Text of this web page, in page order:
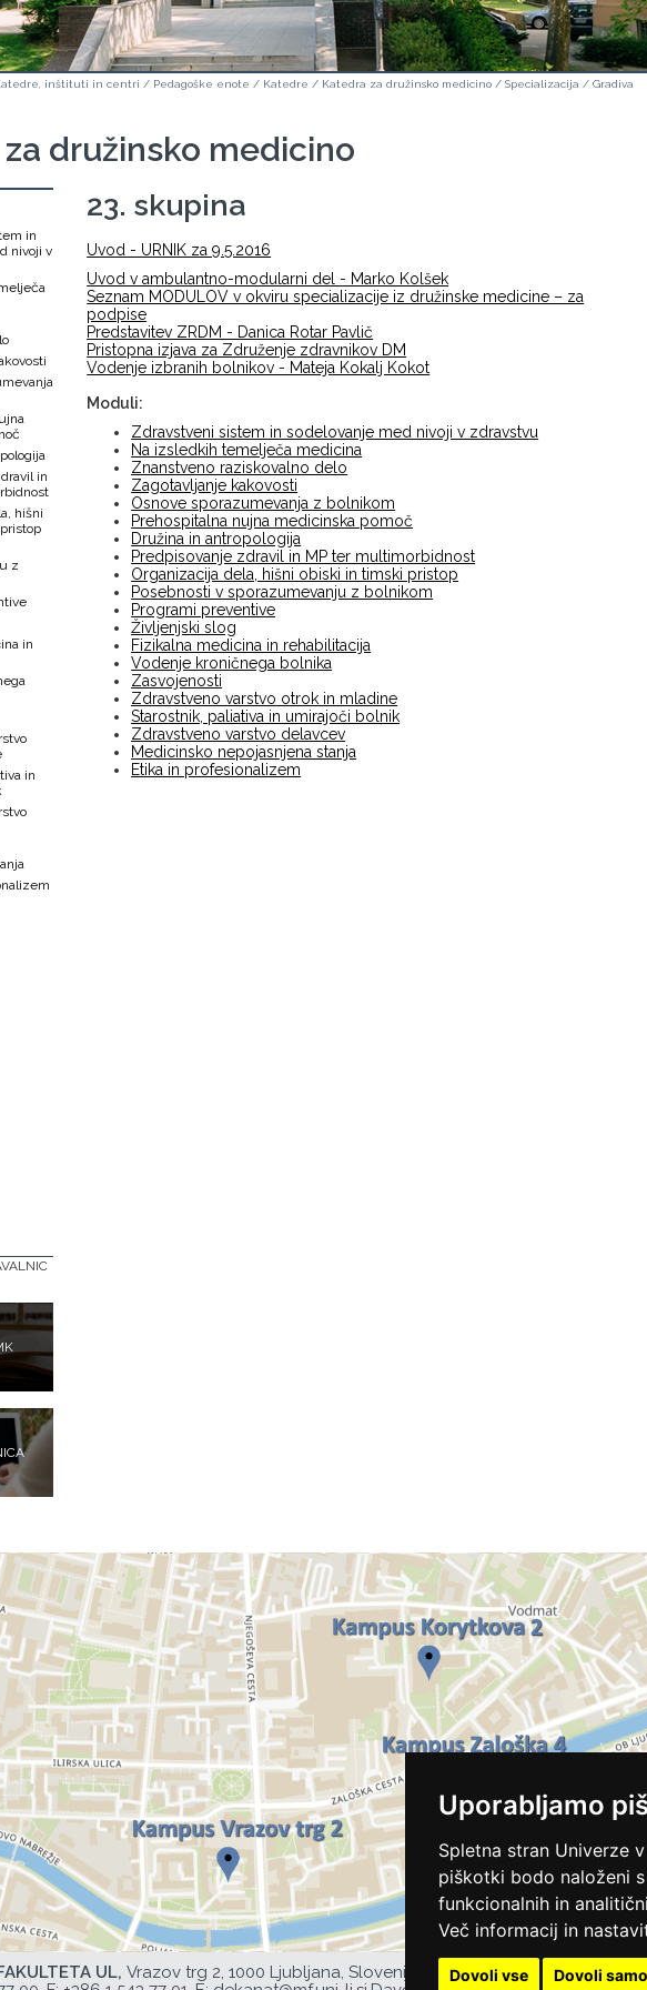
Uporabljamo
Spletna stran Univerze
piškotki bodo naloženi
funkcionalnih in
Več informacij in
Dovoli vse Dovoli
inštituti in centri / Pedagoške enote / Katedre / Katedra za družinsko medicino / Specializacija / Gradiva
družinsko medicino
in
nivoji v
in
hišni
z
in
in
23. skupina
Uvod - URNIK za 9.5.2016
Uvod v ambulantno-modularni del - Marko Kolšek
Seznam MODULOV v okviru specializacije iz družinske medicine – za
podpise
Predstavitev ZRDM - Danica Rotar Pavlič
Pristopna izjava za Združenje zdravnikov DM
Vodenje izbranih bolnikov - Mateja Kokalj Kokot
Moduli:
Zdravstveni sistem in sodelovanje med nivoji v zdravstvu
Na izsledkih temelječa medicina
Znanstveno raziskovalno delo
Zagotavljanje kakovosti
Osnove sporazumevanja z bolnikom
Prehospitalna nujna medicinska pomoč
Družina in antropologija
Predpisovanje zdravil in MP ter multimorbidnost
Organizacija dela, hišni obiski in timski pristop
Posebnosti v sporazumevanju z bolnikom
Programi preventive
Življenjski slog
Fizikalna medicina in rehabilitacija
Vodenje kroničnega bolnika
Zasvojenosti
Zdravstveno varstvo otrok in mladine
Starostnik, paliativa in umirajoči bolnik
Zdravstveno varstvo delavcev
Medicinsko nepojasnjena stanja
Etika in profesionalizem
UL, Vrazov trg 2, 1000 Ljubljana, Slovenija,